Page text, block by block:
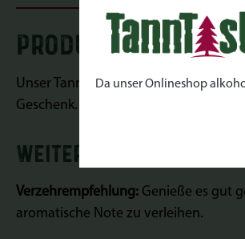
Unser TannWicht - ein
Geschenk.
WEITERE INFORMATIONEN
Verzehrempfehlung: Genieße es gut
aromatische Note zu verleihen.
Da unser Onlineshop